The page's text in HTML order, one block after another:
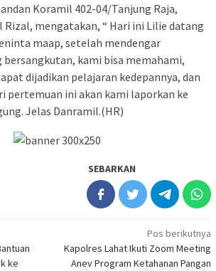
Koramil 402-04/Tanjung Raja,
Rizal, mengatakan, “ Hari ini Lilie datang
maap, setelah mendengar
bersangkutan, kami bisa memahami,
dijadikan pelajaran kedepannya, dan
pertemuan ini akan kami laporkan ke
Jelas Danramil.(HR)
SEBARKAN
ke
Pos berikutnya
Kapolres Lahat Ikuti Zoom Meeting
Anev Program Ketahanan Pangan